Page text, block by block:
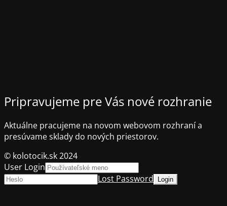
Pripravujeme pre Vás nové rozhranie
Aktuálne pracujeme na novom webovom rozhraní a
presúvame sklady do nových priestorov.
© kolotocik.sk 2024
User Login
Lost Password